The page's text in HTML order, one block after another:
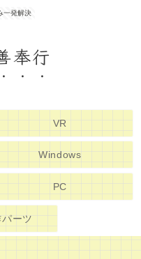
一発解決
奉行
VR
Windows
PC
ーツ